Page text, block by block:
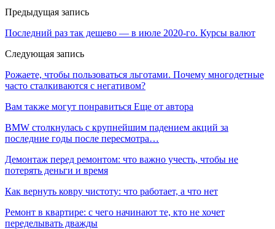
Предыдущая запись
Последний раз так дешево — в июле 2020-го. Курсы валют
Следующая запись
Рожаете, чтобы пользоваться льготами. Почему многодетные
часто сталкиваются с негативом?
Вам также могут понравиться Еще от автора
BMW столкнулась с крупнейшим падением акций за
последние годы после пересмотра…
Демонтаж перед ремонтом: что важно учесть, чтобы не
потерять деньги и время
Как вернуть ковру чистоту: что работает, а что нет
Ремонт в квартире: с чего начинают те, кто не хочет
переделывать дважды